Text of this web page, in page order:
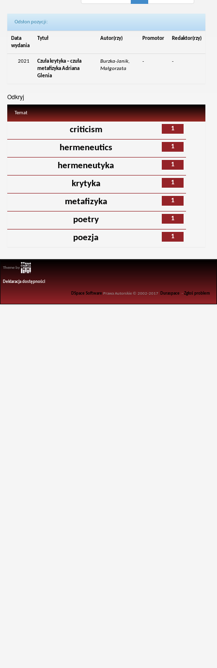
Odsłon pozycji:
Data
wydania
Tytuł Autor(rzy) Promotor Redaktor(rzy)
2021
Czuła krytyka – czuła
metafizyka Adriana
Glenia
Burzka-Janik,
Małgorzata
- -
Odkryj
Temat
1
criticism
1
hermeneutics
1
hermeneutyka
1
krytyka
1
metafizyka
1
poetry
1
poezja
Theme by
Deklaracja dostępności
DSpace Software Prawa Autorskie © 2002-2017 Duraspace -Zgłoś problem